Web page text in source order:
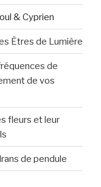
& Cyprien
Êtres de Lumière
de
de vos
fleurs et leur
de pendule